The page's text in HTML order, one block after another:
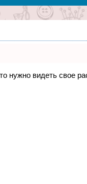
нужно видеть свое